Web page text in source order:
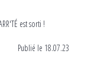
É est sorti !
Publié le 18.07.23